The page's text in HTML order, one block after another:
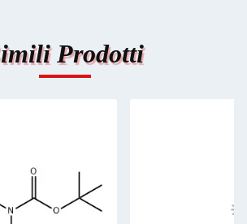
Prodotti